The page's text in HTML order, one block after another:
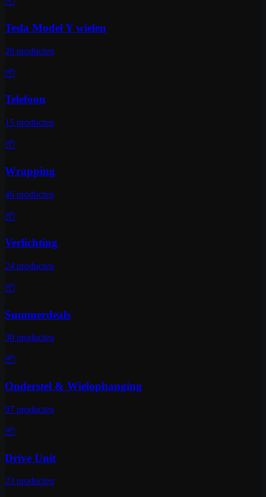
Tesla Model Y wielen
20 producten
📦
Telefoon
15 producten
📦
Wrapping
46 producten
📦
Verlichting
24 producten
📦
Summerdeals
30 producten
📦
Onderstel & Wielophanging
97 producten
📦
Drive Unit
23 producten